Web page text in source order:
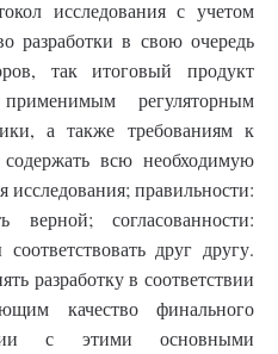
исследования с учетом
разработки в свою очередь
так итоговый продукт
регуляторным
а также требованиям к
всю необходимую
правильности:
согласованности:
друг другу.
разработку в соответствии
качество финального
с этими основными